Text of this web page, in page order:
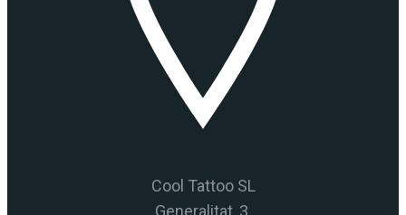
Cool Tattoo SL
Generalitat, 3.